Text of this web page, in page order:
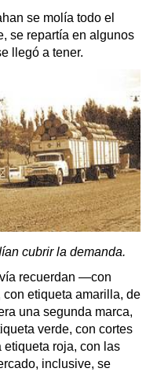
se molía todo el
se repartía en algunos
llegó a tener.
cubrir la demanda.
recuerdan —con
etiqueta amarilla, de
una segunda marca,
verde, con cortes
roja, con las
inclusive, se